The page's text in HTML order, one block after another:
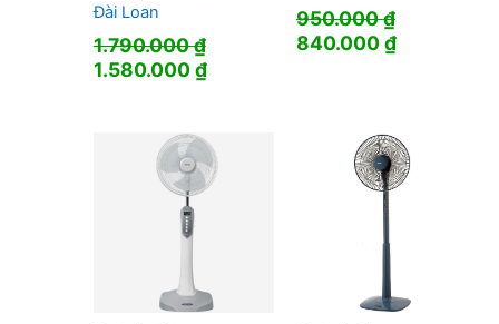
Đài Loan
1.790.000₫
Giá
1.790.000 ₫.
1.580.000₫Giá
là:
1.580.000 ₫.
950.000₫
Giá
840.000₫Giá
840.000